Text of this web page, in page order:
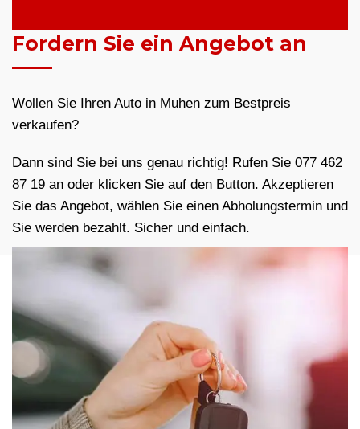
Fordern Sie ein Angebot an
Wollen Sie Ihren Auto in Muhen zum Bestpreis
verkaufen?
Dann sind Sie bei uns genau richtig! Rufen Sie 077 462
87 19 an oder klicken Sie auf den Button. Akzeptieren
Sie das Angebot, wählen Sie einen Abholungstermin und
Sie werden bezahlt. Sicher und einfach.